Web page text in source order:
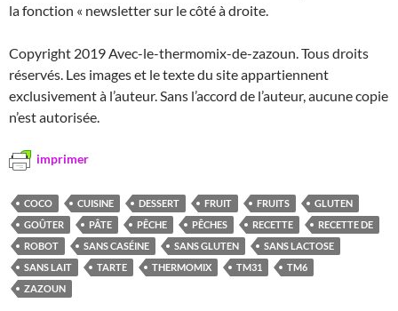
la fonction « newsletter sur le côté à droite.
Copyright 2019 Avec-le-thermomix-de-zazoun. Tous droits
réservés. Les images et le texte du site appartiennent
exclusivement à l’auteur. Sans l’accord de l’auteur, aucune copie
n’est autorisée.
imprimer
COCO CUISINE DESSERT FRUIT FRUITS
GLUTEN
GOÛTER
PÂTE PÊCHE PÊCHES RECETTE
RECETTE DE
ROBOT
SANS CASÉINE SANS GLUTEN
SANS LACTOSE
SANS LAIT
TARTE THERMOMIX TM31
TM6
ZAZOUN